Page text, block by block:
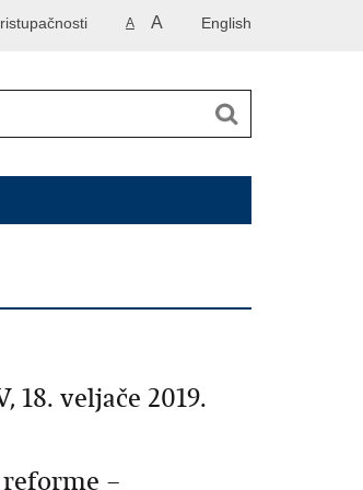
English
A A
veljače 2019.
–